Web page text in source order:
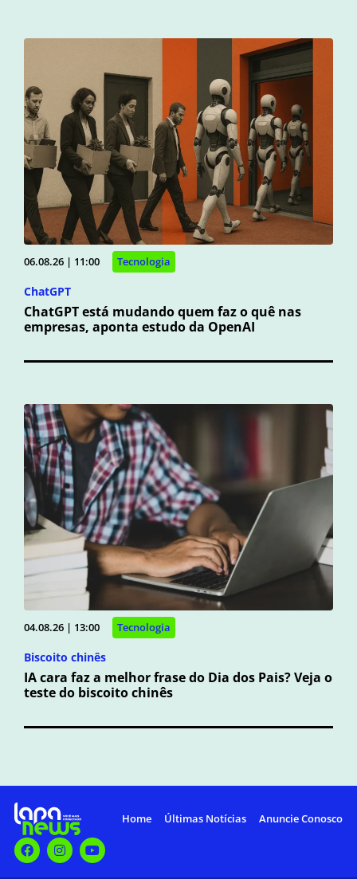
06.08.26 | 11:00 Tecnologia
ChatGPT
ChatGPT está mudando quem faz o quê nas
empresas, aponta estudo da OpenAI
04.08.26 | 13:00 Tecnologia
Biscoito chinês
IA cara faz a melhor frase do Dia dos Pais? Veja o
teste do biscoito chinês
Home Últimas Notícias Anuncie Conosco